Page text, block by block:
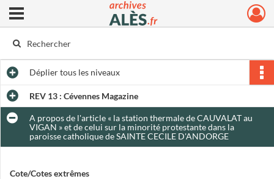
Archives municipales d'Alès
Ouvrir le menu déroulant
Dépliertous les niveaux
REV 13 : Cévennes Magazine
A propos de l'article « la station thermale de CAUVALAT au
VIGAN » et de celui sur la minorité protestante dans la
paroisse catholique de SAINTE CECILE D'ANDORGE
Cote/Cotes extrêmes